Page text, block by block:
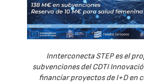
Innterconecta STEP es el
subvenciones del CDTI
financiar proyectos de I+D en